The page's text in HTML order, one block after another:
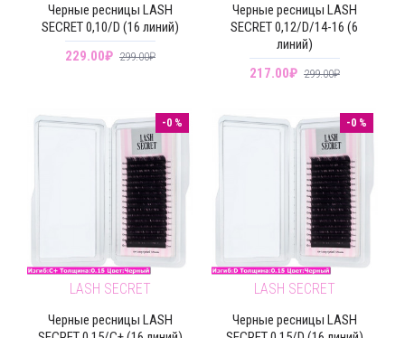
Черные ресницы LASH
SECRET 0,10/D (16 линий)
229.00₽ 299.00₽
Черные ресницы LASH
SECRET 0,12/D/14-16 (6
линий)
217.00₽ 299.00₽
-0 %
LASH SECRET
Черные ресницы LASH
-0 %
LASH SECRET
Черные ресницы LASH